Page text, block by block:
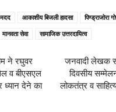
आकाशीय बिजली हादसा
पिण्ड्राजोरा
मानवता सेवा सामाजिक उत्तरदायित्व
ने रघुवर
व बीएसएल
ध्यान देने का
जनवादी लेखक
दिवसीय
लोकतंत्र व